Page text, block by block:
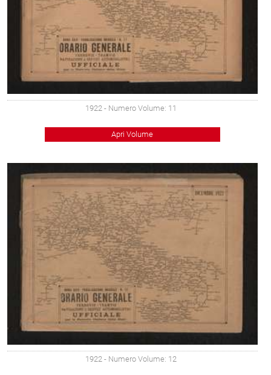
1922 - Numero Volume: 11
Apri Volume
1922 - Numero Volume: 12